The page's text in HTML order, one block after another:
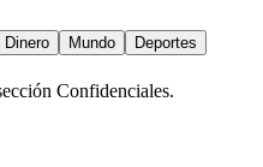
Dinero Mundo
Deportes
Confidenciales.